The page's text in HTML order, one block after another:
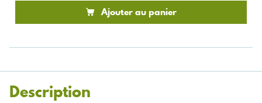
Ajouter au panier
Description